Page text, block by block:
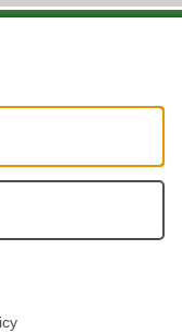
/ Jonathan Fieber